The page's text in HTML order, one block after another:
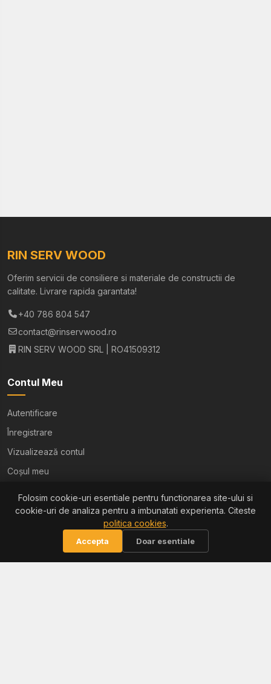
RIN SERV WOOD
Oferim servicii de consiliere si materiale de constructii de
calitate. Livrare rapida garantata!
+40 786 804 547
contact@rinservwood.ro
RIN SERV WOOD SRL | RO41509312
Contul Meu
Autentificare
Înregistrare
Vizualizează contul
Coșul meu
Ajutor
Politica de confidențialitate
Folosim cookie-uri esentiale pentru functionarea site-ului si
cookie-uri de analiza pentru a imbunatati experienta. Citeste
politica cookies.
Accepta Doar esentiale